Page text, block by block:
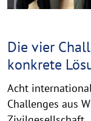
Die vier
konkrete
Acht
Challenges aus